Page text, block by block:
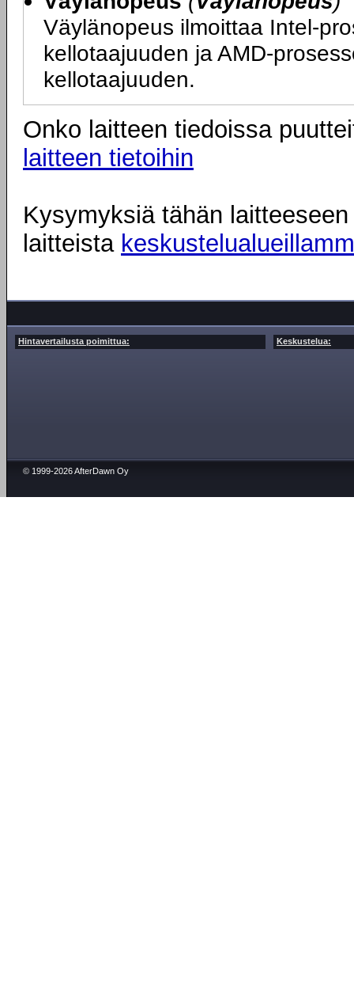
Väylänopeus ilmoittaa Intel-
kellotaajuuden ja AMD-
kellotaajuuden.
Onko laitteen tiedoissa
laitteen tietoihin
Kysymyksiä tähän
laitteista
Hintavertailusta poimittua: Keskustelua:
© 1999-2026 AfterDawn Oy